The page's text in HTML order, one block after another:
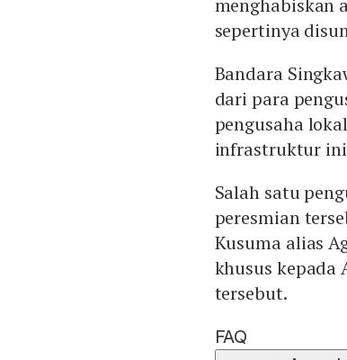
menghabiskan
sepertinya
Bandara
dari para
pengusaha
infrastruktur
Salah satu
peresmian
Kusuma alias
khusus kepada
tersebut.
FAQ